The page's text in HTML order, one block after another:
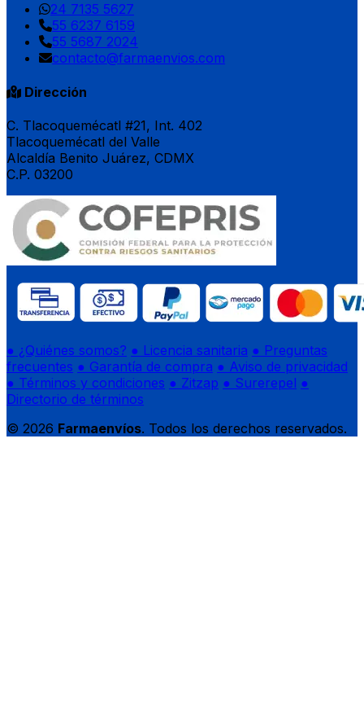
24 7135 5627
55 6237 6159
55 5687 2024
contacto@farmaenvios.com
Dirección
C. Tlacoquemécatl #21, Int. 402
Tlacoquemécatl del Valle
Alcaldía Benito Juárez, CDMX
C.P. 03200
● ¿Quiénes somos? ● Licencia sanitaria ● Preguntas
frecuentes ● Garantía de compra ● Aviso de privacidad
● Términos y condiciones ● Zitzap ● Surerepel ●
Directorio de términos
© 2026 Farmaenvíos. Todos los derechos reservados.